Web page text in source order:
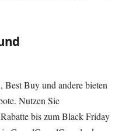
Buy und andere bieten
Nutzen Sie
bis zum Black Friday